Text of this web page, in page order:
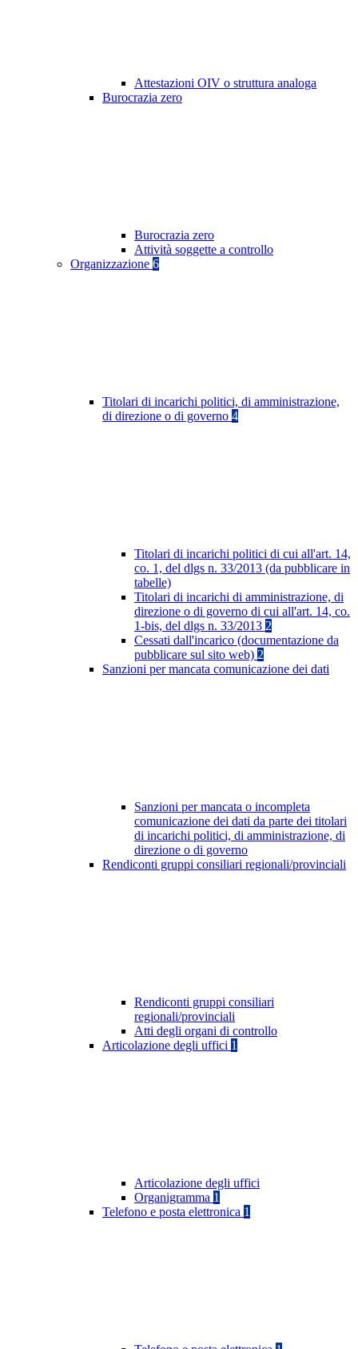
Attestazioni OIV o struttura analoga
Burocrazia zero
Burocrazia zero
Attività soggette a controllo
Organizzazione 6
Titolari di incarichi politici, di amministrazione,
di direzione o di governo 4
Titolari di incarichi politici di cui all'art. 14,
co. 1, del dlgs n. 33/2013 (da pubblicare in
tabelle)
Titolari di incarichi di amministrazione, di
direzione o di governo di cui all'art. 14, co.
1-bis, del dlgs n. 33/2013 2
Cessati dall'incarico (documentazione da
pubblicare sul sito web) 2
Sanzioni per mancata comunicazione dei dati
Sanzioni per mancata o incompleta
comunicazione dei dati da parte dei titolari
di incarichi politici, di amministrazione, di
direzione o di governo
Rendiconti gruppi consiliari regionali/provinciali
Rendiconti gruppi consiliari
regionali/provinciali
Atti degli organi di controllo
Articolazione degli uffici 1
Articolazione degli uffici
Organigramma 1
Telefono e posta elettronica 1